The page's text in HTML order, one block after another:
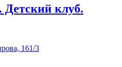
клуб.
161/3